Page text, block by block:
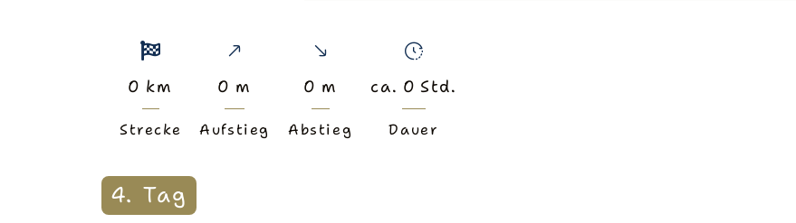
0 km
Strecke
0 m
Aufstieg
0 m
Abstieg
ca. 0 Std.
Dauer
4. Tag